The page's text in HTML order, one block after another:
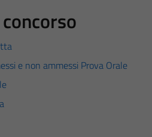
e non ammessi Prova Orale